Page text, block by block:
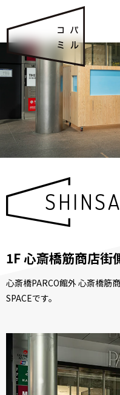
1F 心斎橋筋商店街
心斎橋PARCO館外 心斎橋筋
SPACEです。